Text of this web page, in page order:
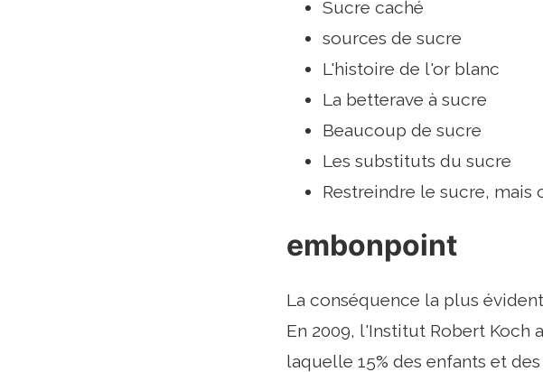
Sucre caché
sources de sucre
L'histoire de l'or blanc
La betterave à sucre
Beaucoup de sucre
Les substituts du sucre
Restreindre le sucre, mais
embonpoint
La conséquence la plus
En 2009, l'Institut Robert
laquelle 15% des enfants et